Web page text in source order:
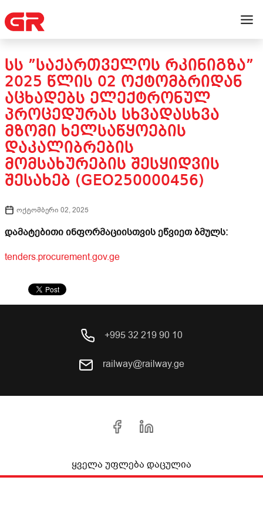
ᲡᲡ ”ᲡᲐᲥᲐᲠᲗᲕᲔᲚᲝᲡ ᲠᲙᲘᲜᲘᲒᲖᲐ”
2025 ᲬᲚᲘᲡ 02 ᲝᲥᲢᲝᲛᲑᲠᲘᲓᲐᲜ
ᲐᲪᲮᲐᲓᲔᲑᲡ ᲔᲚᲔᲥᲢᲠᲝᲜᲣᲚ
ᲞᲠᲝᲪᲔᲓᲣᲠᲐᲡ ᲡᲮᲕᲐᲓᲐᲡᲮᲕᲐ
ᲛᲖᲝᲛᲘ ᲮᲔᲚᲡᲐᲬᲧᲝᲔᲑᲘᲡ
ᲓᲐᲙᲐᲚᲘᲑᲠᲔᲑᲘᲡ
ᲛᲝᲛᲡᲐᲮᲣᲠᲔᲑᲘᲡ ᲨᲔᲡᲧᲘᲓᲕᲘᲡ
ᲨᲔᲡᲐᲮᲔᲑ (GEO250000456)
ოქტომბერი 02, 2025
დამატებითი ინფორმაციისთვის ეწვიეთ ბმულს:
tenders.procurement.gov.ge
+995 32 219 90 10
railway@railway.ge
ყველა უფლება დაცულია